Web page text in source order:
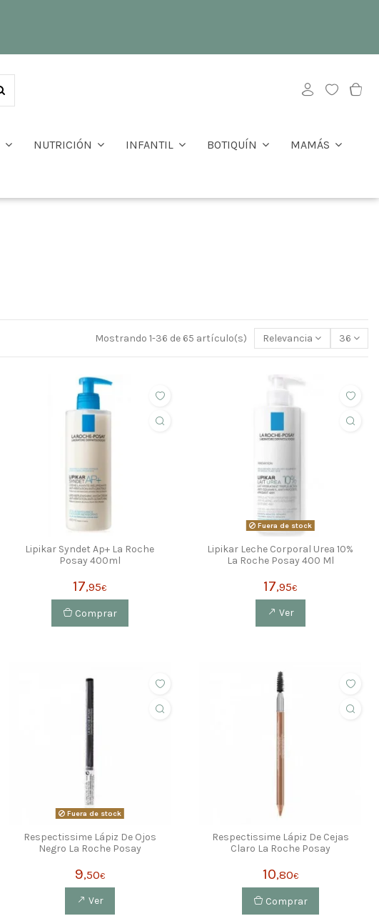
NUTRICIÓN INFANTIL BOTIQUÍN MAMÁS
Mostrando 1-36 de 65 artículo(s) Relevancia 36
Lipikar Syndet Ap+ La Roche
Posay 400ml
17,95€
Comprar
Fuera de stock
Lipikar Leche Corporal Urea 10%
La Roche Posay 400 Ml
17,95€
Ver
Fuera de stock
Respectissime Lápiz De Ojos
Negro La Roche Posay
9,50€
Ver
Respectissime Lápiz De Cejas
Claro La Roche Posay
10,80€
Comprar